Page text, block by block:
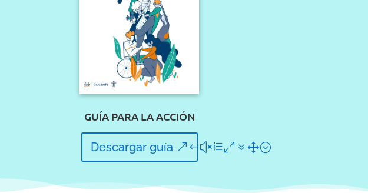
GUÍA PARA LA ACCIÓN
Descargar guía